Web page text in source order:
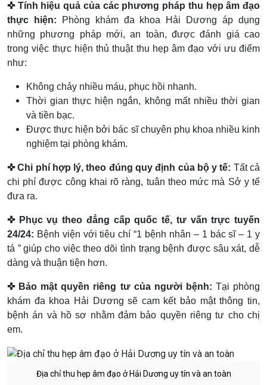
✜ Tính hiệu quả của các phương pháp thu hẹp âm đạo
thực hiện: Phòng khám đa khoa Hải Dương áp dụng
những phương pháp mới, an toàn, được đánh giá cao
trong việc thực hiện thủ thuật thu hẹp âm đạo với ưu điểm
như:
Không chảy nhiều máu, phục hồi nhanh.
Thời gian thực hiện ngắn, không mất nhiều thời gian
và tiền bạc.
Được thực hiện bởi bác sĩ chuyên phụ khoa nhiều kinh
nghiệm tại phòng khám.
✜ Chi phí hợp lý, theo đúng quy định của bộ y tế: Tất cả
chi phí được công khai rõ ràng, tuân theo mức mà Sở y tế
đưa ra.
✜ Phục vụ theo đẳng cấp quốc tế, tư vấn trực tuyến
24/24: Bệnh viện với tiêu chí “1 bệnh nhân – 1 bác sĩ – 1 y
tá ” giúp cho việc theo dõi tình trạng bệnh được sâu xát, dễ
dàng và thuận tiện hơn.
✜ Bảo mật quyền riêng tư của người bệnh: Tại phòng
khám đa khoa Hải Dương sẽ cam kết bảo mật thông tin,
bệnh án và hồ sơ nhằm đảm bảo quyền riêng tư cho chị
em.
Địa chỉ thu hẹp âm đạo ở Hải Dương uy tín và an toàn